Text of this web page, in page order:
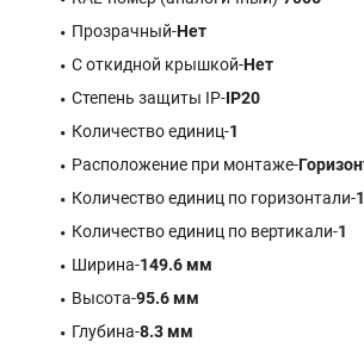
Прозрачный-Нет
С откидной крышкой-Нет
Степень защиты IP-IP20
Количество единиц-1
Расположение при монтаже-
Количество единиц по горизонтали-1
Количество единиц по вертикали-1
Ширина-149.6 мм
Высота-95.6 мм
Глубина-8.3 мм